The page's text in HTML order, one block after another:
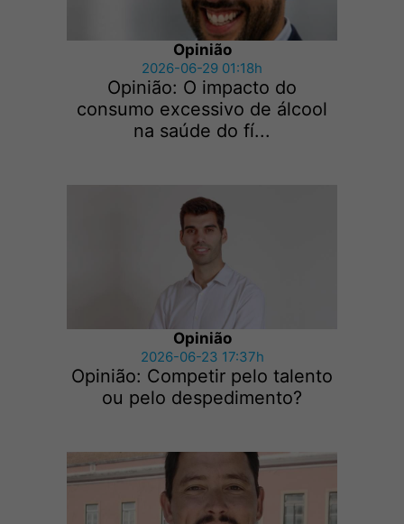
Opinião
2026-06-29 01:18h
Opinião: O impacto do
consumo excessivo de álcool
na saúde do fí...
Opinião
2026-06-23 17:37h
Opinião: Competir pelo talento
ou pelo despedimento?